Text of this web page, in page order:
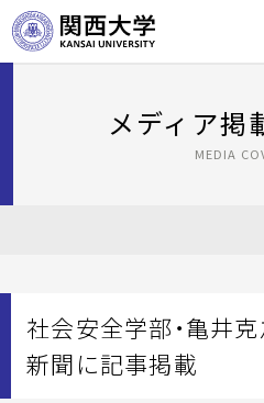
メディア掲
MEDIA
社会安全学部・亀井
新聞に記事掲載